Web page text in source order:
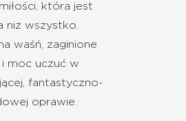
która jest
niż wszystko.
waśń, zaginione
i moc uczuć w
fantastyczno-
oprawie.